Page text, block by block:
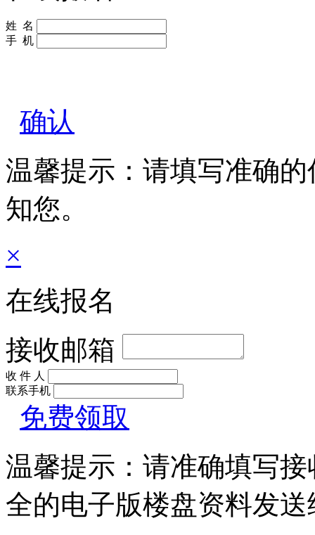
姓 名
手 机
确认
温馨提示：请填写准确
知您。
×
在线报名
接收邮箱
收 件 人
联系手机
免费领取
温馨提示：请准确填写
全的电子版楼盘资料发送